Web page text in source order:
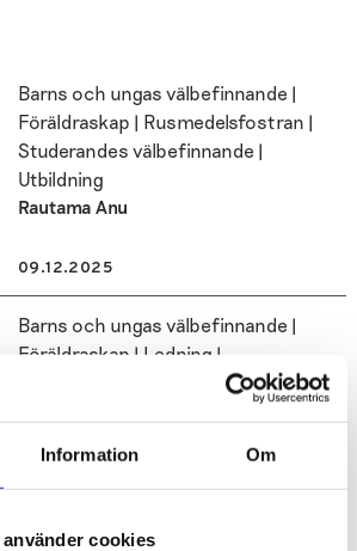
Information Om
cookies
Barns och ungas välbefinnande |
Föräldraskap | Rusmedelsfostran |
Studerandes välbefinnande |
Utbildning
Rautama Anu
09.12.2025
Barns och ungas välbefinnande |
Föräldraskap | Ledning |
Rusmedelsfostran | Studerandes